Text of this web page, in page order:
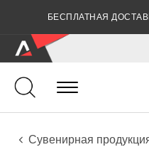
БЕСПЛАТНАЯ
Струно-смычковые
Аксессуары
Сувенирная